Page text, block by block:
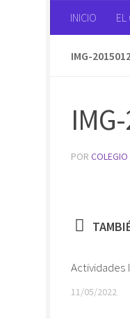
Saltar al
INICIO EL
IMG-
POR COLEGIO
Actividades
11/05/2022